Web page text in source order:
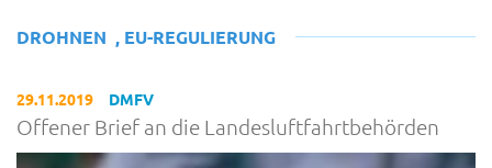
DROHNEN , EU-REGULIERUNG
29.11.2019 DMFV
Offener Brief an die Landesluftfahrtbehörden